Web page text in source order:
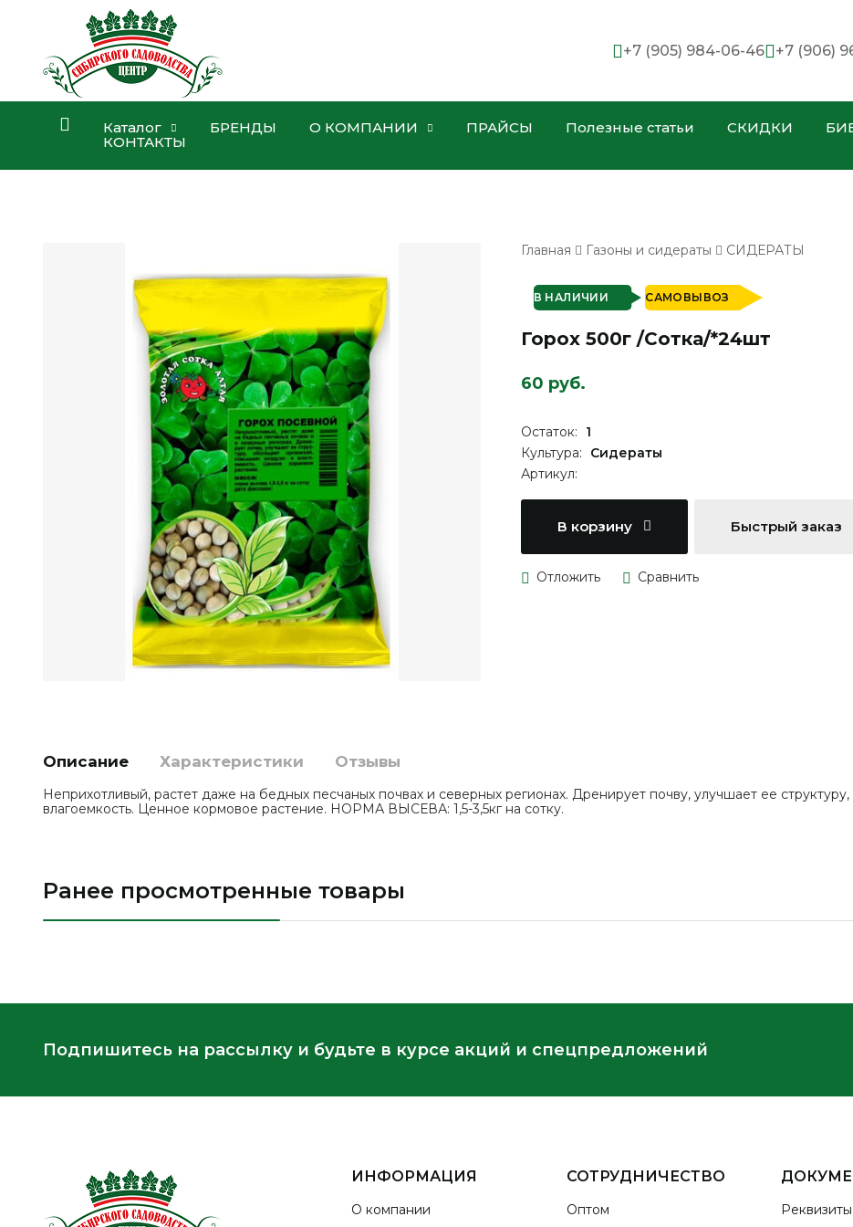
+7 (905) 984-06-46 +7 (906)
Каталог БРЕНДЫ О КОМПАНИИ ПРАЙСЫ Полезные статьи СКИДКИ
КОНТАКТЫ
Главная Газоны и сидераты СИДЕРАТЫ
В НАЛИЧИИ САМОВЫВОЗ
Горох 500г /Сотка/*24шт
60 руб.
Остаток:
1
Культура:
Сидераты
Артикул:
В корзину Быстрый заказ
Описание Характеристики Отзывы
Неприхотливый, растет даже на бедных песчаных почвах и северных регионах. Дренирует почву, улучшает ее
влагоемкость. Ценное кормовое растение. НОРМА ВЫСЕВА: 1,5-3,5кг на сотку.
Ранее просмотренные товары
Подпишитесь на рассылку и будьте в курсе акций и спецпредложений
ИНФОРМАЦИЯ
О компании
СОТРУДНИЧЕСТВО
Оптом
Реквизиты